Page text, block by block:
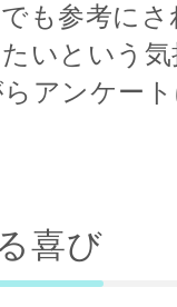
も参考に
いという
アンケー
喜び